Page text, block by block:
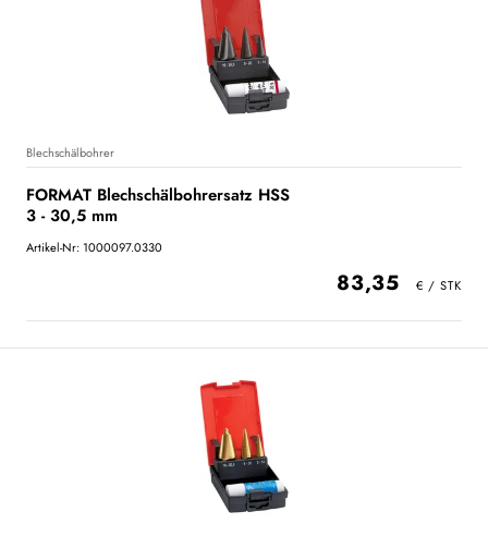
Blechschälbohrer
FORMAT Blechschälbohrersatz HSS
3 - 30,5 mm
Artikel-Nr: 1000097.0330
83,35